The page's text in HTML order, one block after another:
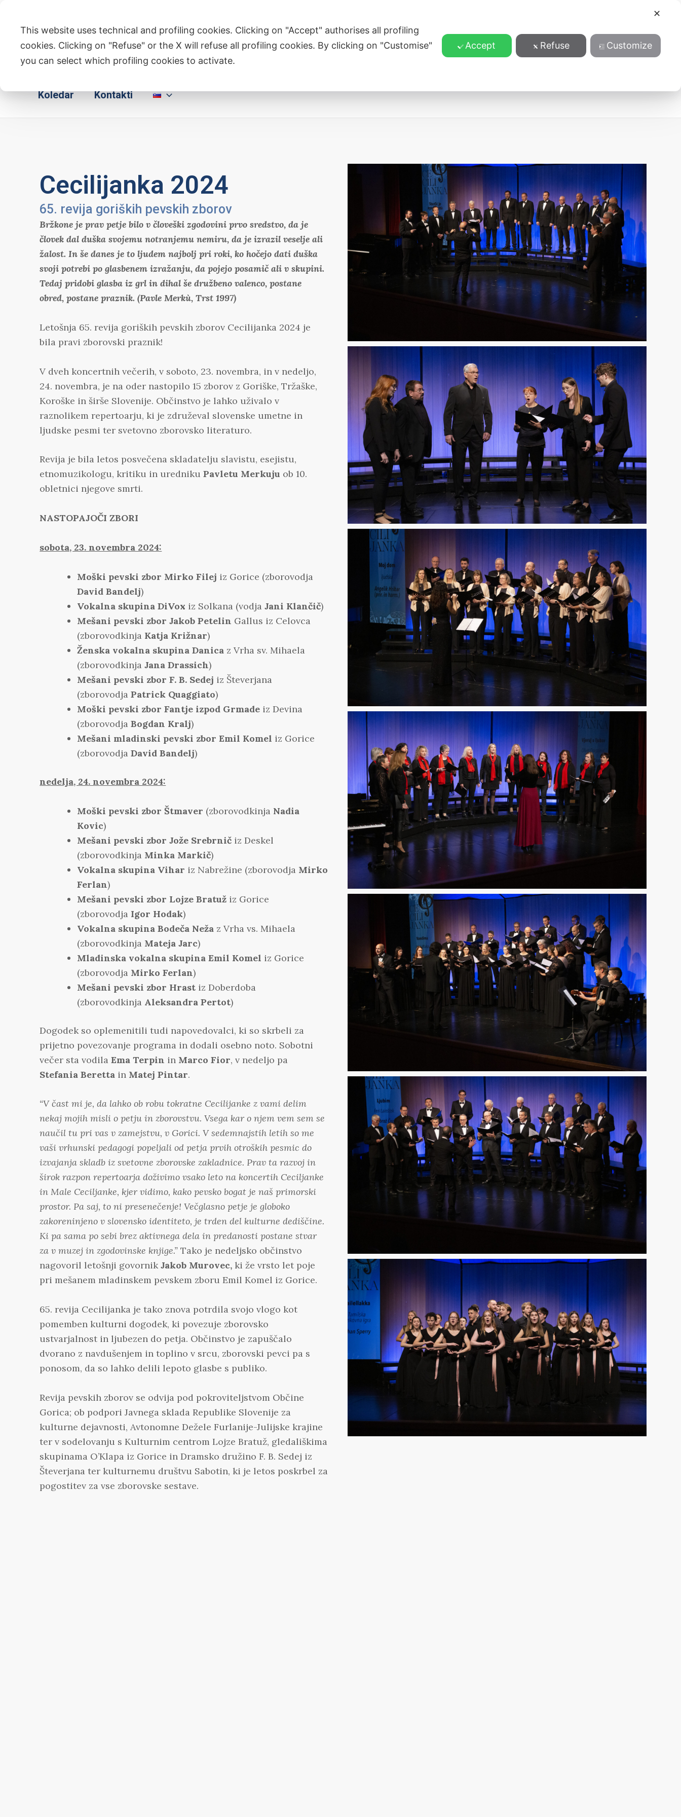
content
Kdo Smo
Koledar Kontakti
Cecilijanka 2024
65. revija goriških pevskih zborov
Bržkone je prav petje bilo v človeški zgodovini prvo sredstvo, da je
človek dal duška svojemu notranjemu nemiru, da je izrazil veselje ali
žalost. In še danes je to ljudem najbolj pri roki, ko hočejo dati duška
svoji potrebi po glasbenem izražanju, da pojejo posamič ali v skupini.
Tedaj pridobi glasba iz grl in dihal še družbeno valenco, postane
obred, postane praznik. (Pavle Merkù, Trst 1997)
Letošnja 65. revija goriških pevskih zborov Cecilijanka 2024 je
bila pravi zborovski praznik!
V dveh koncertnih večerih, v soboto, 23. novembra, in v nedeljo,
24. novembra, je na oder nastopilo 15 zborov z Goriške, Tržaške,
Koroške in širše Slovenije. Občinstvo je lahko uživalo v
raznolikem repertoarju, ki je združeval slovenske umetne in
ljudske pesmi ter svetovno zborovsko literaturo.
Revija je bila letos posvečena skladatelju slavistu, esejistu,
etnomuzikologu, kritiku in urednikuPavletu Merkuju ob 10.
obletnici njegove smrti.
NASTOPAJOČI ZBORI
sobota, 23. novembra 2024:
Moški pevski zbor Mirko Filej iz Gorice (zborovodja
David Bandelj)
Vokalna skupina DiVox iz Solkana (vodjaJani Klančič)
Mešani pevski zbor Jakob Petelin Gallus iz Celovca
(zborovodkinja Katja Križnar)
Ženska vokalna skupina Danica z Vrha sv. Mihaela
(zborovodkinjaJana Drassich)
Mešani pevski zbor F. B. Sedej iz Števerjana
(zborovodjaPatrick Quaggiato)
Moški pevski zbor Fantje izpod Grmade iz Devina
(zborovodjaBogdan Kralj)
Mešani mladinski pevski zbor Emil Komel iz Gorice
(zborovodjaDavid Bandelj)
nedelja, 24. novembra 2024:
Moški pevski zbor Štmaver (zborovodkinja Nadia
Kovic)
Mešani pevski zbor Jože Srebrnič iz Deskel
(zborovodkinja Minka Markič)
Vokalna skupina Vihar iz Nabrežine (zborovodja Mirko
Ferlan)
Mešani pevski zbor Lojze Bratuž iz Gorice
(zborovodja Igor Hodak)
Vokalna skupina Bodeča Neža z Vrha vs. Mihaela
(zborovodkinja Mateja Jarc)
Mladinska vokalna skupina Emil Komel iz Gorice
(zborovodja Mirko Ferlan)
Mešani pevski zbor Hrast iz Doberdoba
(zborovodkinja Aleksandra Pertot)
Dogodek so oplemenitili tudi napovedovalci, ki so skrbeli za
prijetno povezovanje programa in dodali osebno noto. Sobotni
večer sta vodilaEma Terpin in Marco Fior, v nedeljo pa
Stefania Beretta in Matej Pintar.
“V čast mi je, da lahko ob robu tokratne Cecilijanke z vami delim
nekaj mojih misli o petju in zborovstvu. Vsega kar o njem vem sem se
naučil tu pri vas v zamejstvu, v Gorici. V sedemnajstih letih so me
vaši vrhunski pedagogi popeljali od petja prvih otroških pesmic do
izvajanja skladb iz svetovne zborovske zakladnice. Prav ta razvoj in
širok razpon repertoarja doživimo vsako leto na koncertih Ceciljanke
in Male Ceciljanke, kjer vidimo, kako pevsko bogat je naš primorski
prostor. Pa saj, to ni presenečenje! Večglasno petje je globoko
zakoreninjeno v slovensko identiteto, je trden del kulturne dediščine.
Ki pa sama po sebi brez aktivnega dela in predanosti postane stvar
za v muzej in zgodovinske knjige.”Tako je nedeljsko občinstvo
nagovoril letošnji govornikJakob Murovec,ki že vrsto let poje
pri mešanem mladinskem pevskem zboru Emil Komel iz Gorice.
65. revija Cecilijanka je tako znova potrdila svojo vlogo kot
pomemben kulturni dogodek, ki povezuje zborovsko
ustvarjalnost in ljubezen do petja. Občinstvo je zapuščalo
dvorano z navdušenjem in toplino v srcu, zborovski pevci pa s
ponosom, da so lahko delili lepoto glasbe s publiko.
Revija pevskih zborov se odvija pod pokroviteljstvom Občine
Gorica; ob podpori Javnega sklada Republike Slovenije za
kulturne dejavnosti, Avtonomne Dežele Furlanije-Julijske krajine
ter v sodelovanju s Kulturnim centrom Lojze Bratuž, gledališkima
skupinama O’Klapa iz Gorice in Dramsko družino F. B. Sedej iz
Števerjana ter kulturnemu društvu Sabotin, ki je letos poskrbel za
pogostitev za vse zborovske sestave.
✕
This website uses technical and profiling cookies. Clicking on "Accept" authorises all profiling
cookies. Clicking on "Refuse" or the X will refuse all profiling cookies. By clicking on "Customise"
you can select which profiling cookies to activate.
Accept Refuse Customize